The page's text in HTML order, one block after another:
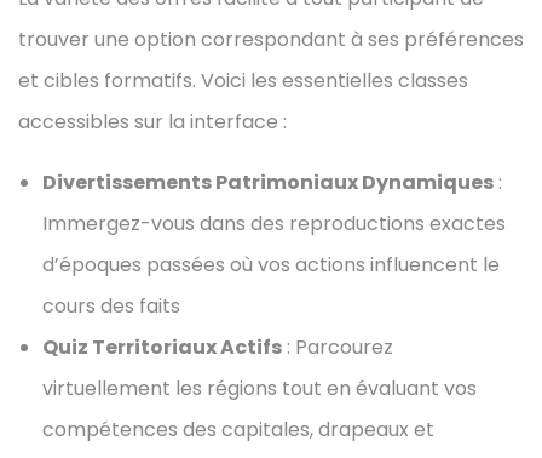
trouver une option correspondant à ses préférences
et cibles formatifs. Voici les essentielles classes
accessibles sur la interface :
Divertissements Patrimoniaux Dynamiques :
Immergez-vous dans des reproductions exactes
d’époques passées où vos actions influencent le
cours des faits
Quiz Territoriaux Actifs : Parcourez
virtuellement les régions tout en évaluant vos
compétences des capitales, drapeaux et